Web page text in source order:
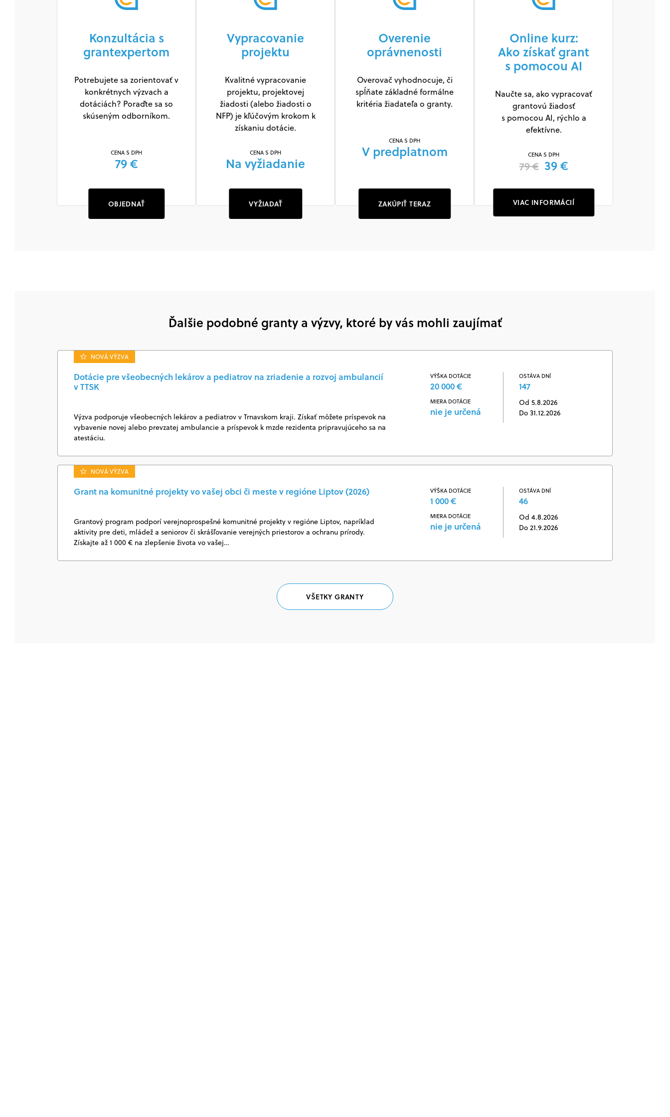
Konzultácia s
grantexpertom
Potrebujete sa zorientovať v
konkrétnych výzvach a
dotáciách? Poraďte sa so
skúseným odborníkom.
CENA S DPH
79 €
OBJEDNAŤ
Vypracovanie
projektu
Kvalitné vypracovanie
projektu, projektovej
žiadosti (alebo žiadosti o
NFP) je kľúčovým krokom k
získaniu dotácie.
CENA S DPH
Na vyžiadanie
VYŽIADAŤ
Overenie
oprávnenosti
Overovač vyhodnocuje, či
spĺňate základné formálne
kritéria žiadateľa o granty.
CENA S DPH
V predplatnom
ZAKÚPIŤ TERAZ
Online kurz:
Ako získať grant
s pomocou AI
Naučte sa, ako vypracovať
grantovú žiadosť
s pomocou AI, rýchlo a
efektívne.
CENA S DPH
79 € 39 €
VIAC INFORMÁCIÍ
Ďalšie podobné granty a výzvy, ktoré by vás mohli zaujímať
NOVÁ VÝZVA
Dotácie pre všeobecných lekárov a pediatrov na zriadenie a rozvoj ambulancií
v TTSK
Výzva podporuje všeobecných lekárov a pediatrov v Trnavskom kraji. Získať môžete príspevok na
vybavenie novej alebo prevzatej ambulancie a príspevok k mzde rezidenta pripravujúceho sa na
atestáciu.
VÝŠKA DOTÁCIE
20 000 €
MIERA DOTÁCIE
nie je určená
OSTÁVA DNÍ
147
Od 5.8.2026
Do 31.12.2026
NOVÁ VÝZVA
Grant na komunitné projekty vo vašej obci či meste v regióne Liptov (2026)
Grantový program podporí verejnoprospešné komunitné projekty v regióne Liptov, napríklad
aktivity pre deti, mládež a seniorov či skrášľovanie verejných priestorov a ochranu prírody.
Získajte až 1 000 € na zlepšenie života vo vašej…
VÝŠKA DOTÁCIE
1 000 €
MIERA DOTÁCIE
nie je určená
OSTÁVA DNÍ
46
Od 4.8.2026
Do 21.9.2026
VŠETKY GRANTY